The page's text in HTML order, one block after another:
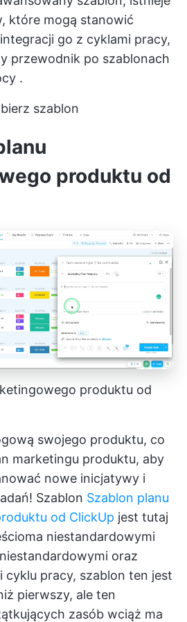
które mogą stanowić
go z cyklami pracy,
przewodnik po szablonach
.
szablon
produktu od
produktu od
swojego produktu, co
marketingu produktu, aby
nowe inicjatywy i
Szablon Szablon planu
od ClickUp jest tutaj
niestandardowymi
oraz
cyklu pracy, szablon ten jest
pierwszy, ale ten
zasób wciąż ma